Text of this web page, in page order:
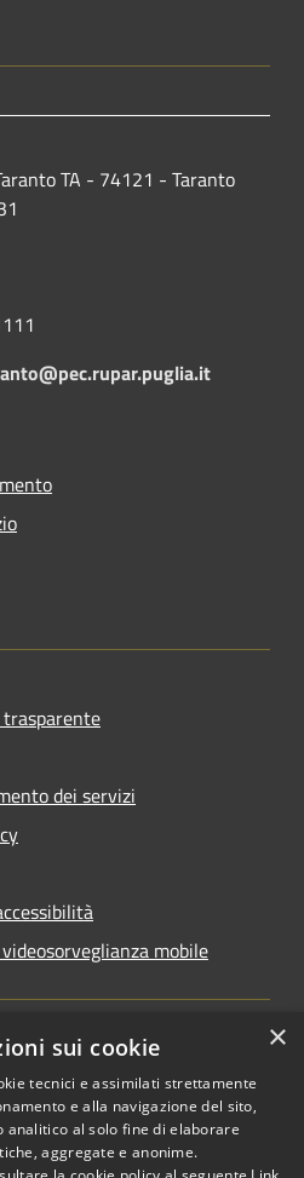
TA - 74121 - Taranto
dei servizi
mobile
Copyright © 2026 • Comune di
Taranto • Powered by
Municipium•Accesso
×
sui cookie
tecnici e assimilati strettamente
e alla navigazione del sito,
analitico al solo fine di elaborare
aggregate e anonime.